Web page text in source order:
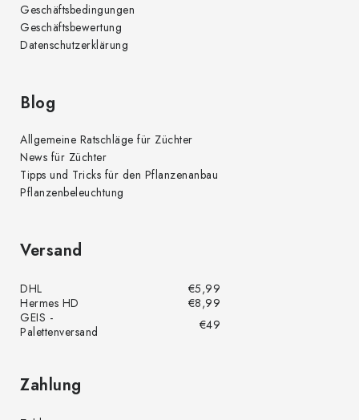
Geschäftsbedingungen
Geschäftsbewertung
Datenschutzerklärung
Blog
Allgemeine Ratschläge für Züchter
News für Züchter
Tipps und Tricks für den Pflanzenanbau
Pflanzenbeleuchtung
Versand
DHL
€5,99
Hermes HD
€8,99
GEIS -
Palettenversand
€49
Zahlung